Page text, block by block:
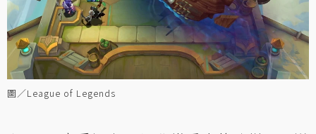
圖／League of Legends